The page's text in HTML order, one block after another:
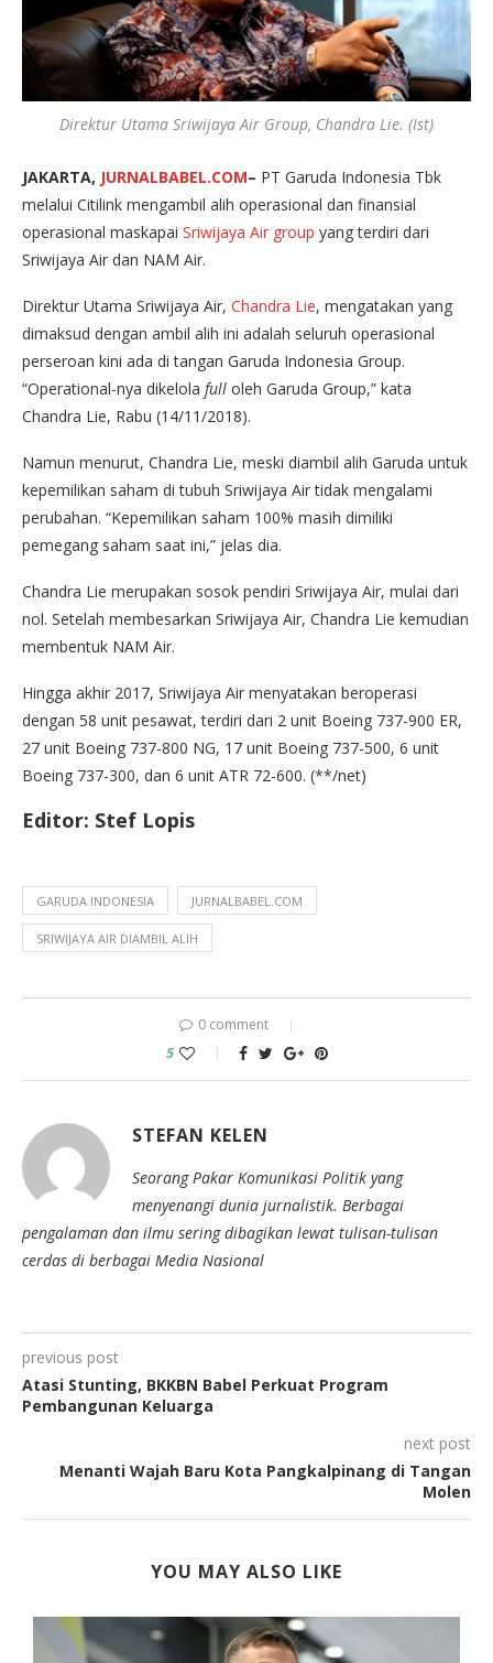
Direktur Utama Sriwijaya Air Group, Chandra Lie. (Ist)
JAKARTA, JURNALBABEL.COM– PT Garuda Indonesia Tbk
melalui Citilink mengambil alih operasional dan finansial
operasional maskapai Sriwijaya Air group yang terdiri dari
Sriwijaya Air dan NAM Air.
Direktur Utama Sriwijaya Air, Chandra Lie, mengatakan yang
dimaksud dengan ambil alih ini adalah seluruh operasional
perseroan kini ada di tangan Garuda Indonesia Group.
“Operational-nya dikelola full oleh Garuda Group,” kata
Chandra Lie, Rabu (14/11/2018).
Namun menurut, Chandra Lie, meski diambil alih Garuda untuk
kepemilikan saham di tubuh Sriwijaya Air tidak mengalami
perubahan. “Kepemilikan saham 100% masih dimiliki
pemegang saham saat ini,” jelas dia.
Chandra Lie merupakan sosok pendiri Sriwijaya Air, mulai dari
nol. Setelah membesarkan Sriwijaya Air, Chandra Lie kemudian
membentuk NAM Air.
Hingga akhir 2017, Sriwijaya Air menyatakan beroperasi
dengan 58 unit pesawat, terdiri dari 2 unit Boeing 737-900 ER,
27 unit Boeing 737-800 NG, 17 unit Boeing 737-500, 6 unit
Boeing 737-300, dan 6 unit ATR 72-600. (**/net)
Editor: Stef Lopis
GARUDA INDONESIA JURNALBABEL.COM
SRIWIJAYA AIR DIAMBIL ALIH
0 comment
5
STEFAN KELEN
Seorang Pakar Komunikasi Politik yang
menyenangi dunia jurnalistik. Berbagai
pengalaman dan ilmu sering dibagikan lewat tulisan-tulisan
cerdas di berbagai Media Nasional
previous post
Atasi Stunting, BKKBN Babel Perkuat Program
Pembangunan Keluarga
next post
Menanti Wajah Baru Kota Pangkalpinang di Tangan
Molen
YOU MAY ALSO LIKE